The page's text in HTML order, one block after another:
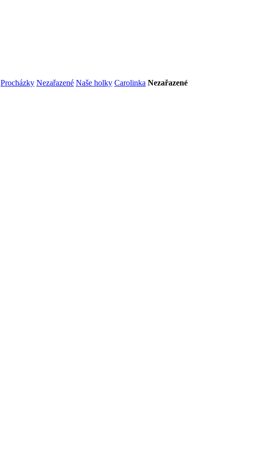
Procházky Nezařazené Naše holky Carolinka Nezařazené